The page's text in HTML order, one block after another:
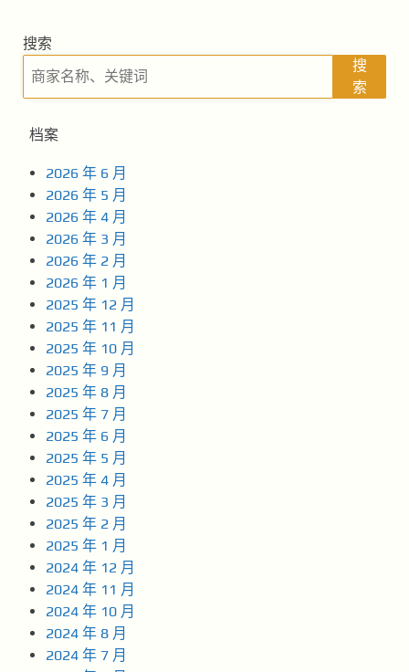
航
搜索
搜
索
档案
2026 年 6 月
2026 年 5 月
2026 年 4 月
2026 年 3 月
2026 年 2 月
2026 年 1 月
2025 年 12 月
2025 年 11 月
2025 年 10 月
2025 年 9 月
2025 年 8 月
2025 年 7 月
2025 年 6 月
2025 年 5 月
2025 年 4 月
2025 年 3 月
2025 年 2 月
2025 年 1 月
2024 年 12 月
2024 年 11 月
2024 年 10 月
2024 年 8 月
2024 年 7 月